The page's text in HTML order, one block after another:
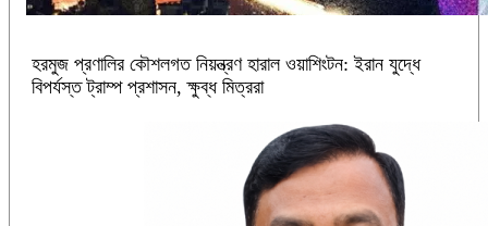
হরমুজ প্রণালির কৌশলগত নিয়ন্ত্রণ হারাল ওয়াশিংটন: ইরান যুদ্ধে
বিপর্যস্ত ট্রাম্প প্রশাসন, ক্ষুব্ধ মিত্ররা